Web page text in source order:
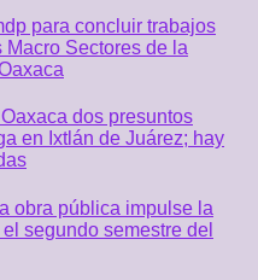
para concluir trabajos
Sectores de la
dos presuntos
en Ixtlán de Juárez; hay
obra pública impulse la
segundo semestre del